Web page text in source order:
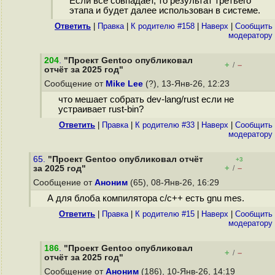
этапа и будет далее использован в системе.
Ответить Правка| К родителю #158 Наверх
Cообщить
модератору
204. "Проект Gentoo опубликовал
отчёт за 2025 год"
+ / –
Сообщение от Mike Lee (?), 13-Янв-26, 12:23
что мешает собрать dev-lang/rust если не
устраивает rust-bin?
Ответить Правка| К родителю #33 Наверх
Cообщить
модератору
65. "Проект Gentoo опубликовал отчёт
за 2025 год"
+3
+ / –
Сообщение от Аноним (65), 08-Янв-26, 16:29
А для блоба компилятора c/c++ есть gnu mes.
Ответить Правка| К родителю #15 Наверх
Cообщить
модератору
186. "Проект Gentoo опубликовал
отчёт за 2025 год"
+ / –
Сообщение от Аноним (186), 10-Янв-26, 14:19